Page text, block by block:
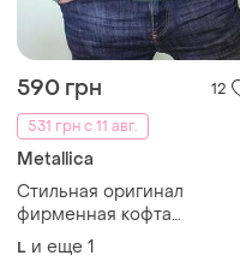
590 грн
12
531 грн с 11 авг.
Metallica
Стильная оригинал
фирменная кофта
толстовка пайта hard rock
metallica master of puppets
L и еще 1